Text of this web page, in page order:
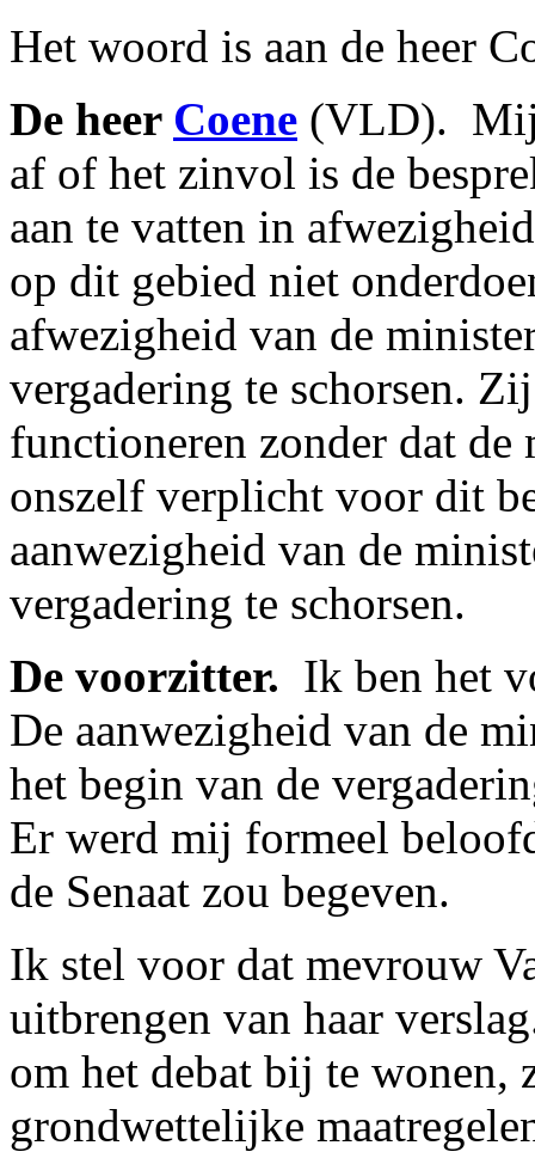
Het woord is aan de heer
De heer Coene (VLD).
af of het zinvol is de
aan te vatten in
op dit gebied niet
afwezigheid van de
vergadering te schorsen.
functioneren zonder dat
onszelf verplicht voor dit
aanwezigheid van de
vergadering te schorsen.
De voorzitter.
Ik ben het
De aanwezigheid van de
het begin van de
Er werd mij formeel
de Senaat zou begeven.
Ik stel voor dat mevrouw
uitbrengen van haar
om het debat bij te wonen,
grondwettelijke